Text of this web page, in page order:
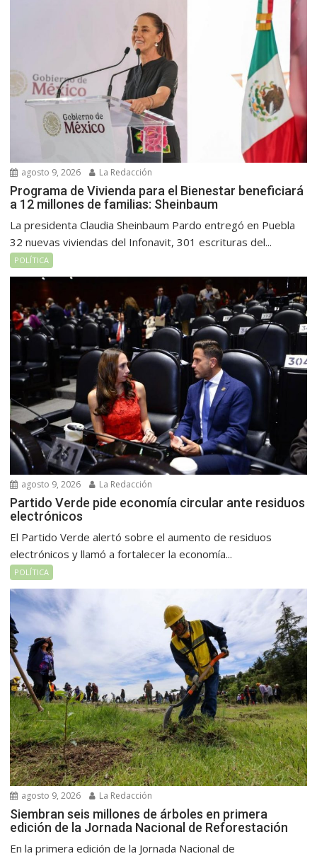
agosto 9, 2026 La Redacción
Programa de Vivienda para el Bienestar beneficiará
a 12 millones de familias: Sheinbaum
La presidenta Claudia Sheinbaum Pardo entregó en Puebla
32 nuevas viviendas del Infonavit, 301 escrituras del...
POLÍTICA
agosto 9, 2026 La Redacción
Partido Verde pide economía circular ante residuos
electrónicos
El Partido Verde alertó sobre el aumento de residuos
electrónicos y llamó a fortalecer la economía...
POLÍTICA
agosto 9, 2026 La Redacción
Siembran seis millones de árboles en primera
edición de la Jornada Nacional de Reforestación
En la primera edición de la Jornada Nacional de